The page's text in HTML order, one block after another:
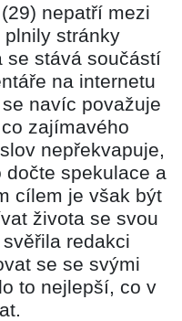
nepatří mezi
plnily stránky
se stává součástí
na internetu
navíc považuje
zajímavého
nepřekvapuje,
dočte spekulace a
cílem je však být
života se svou
redakci
se se svými
to nejlepší, co v